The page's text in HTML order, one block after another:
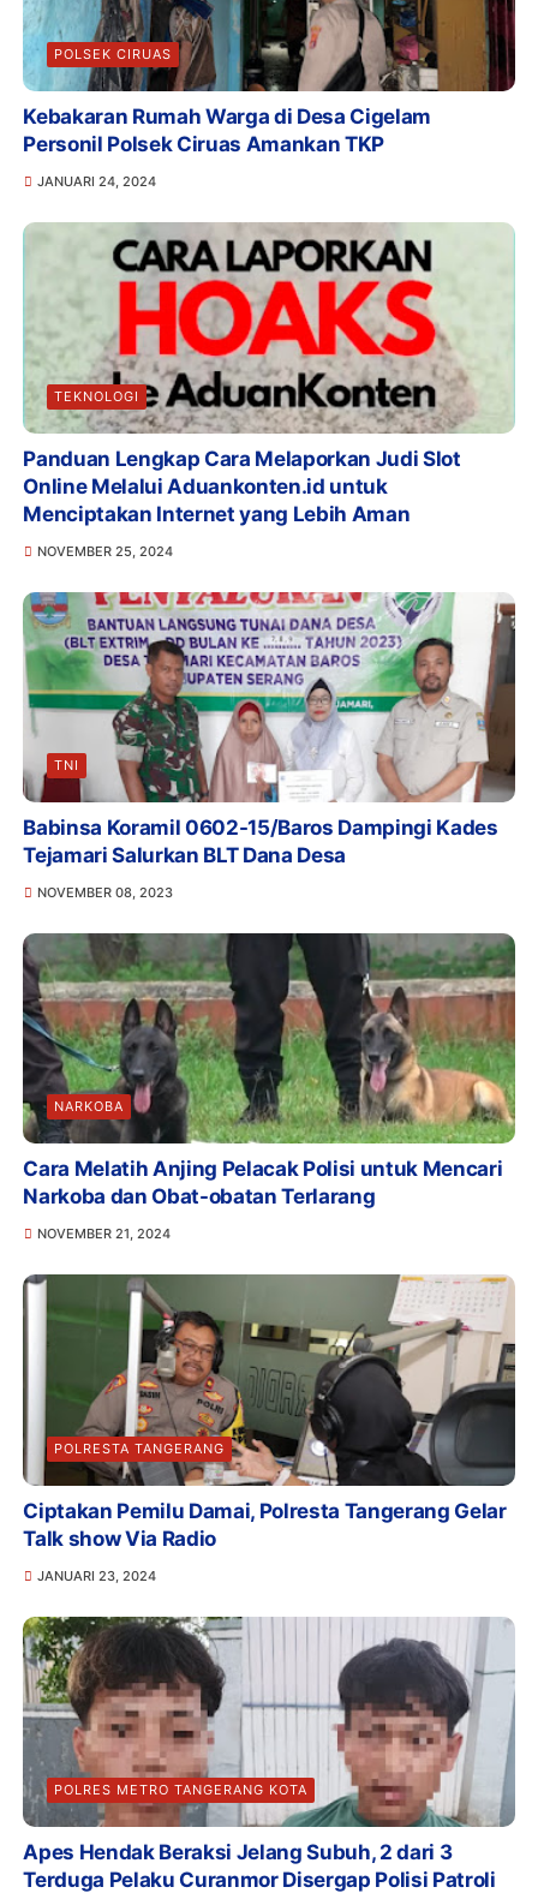
POLSEK CIRUAS
Kebakaran Rumah Warga di Desa Cigelam
Personil Polsek Ciruas Amankan TKP
JANUARI 24, 2024
TEKNOLOGI
Panduan Lengkap Cara Melaporkan Judi Slot
Online Melalui Aduankonten.id untuk
Menciptakan Internet yang Lebih Aman
NOVEMBER 25, 2024
TNI
Babinsa Koramil 0602-15/Baros Dampingi Kades
Tejamari Salurkan BLT Dana Desa
NOVEMBER 08, 2023
NARKOBA
Cara Melatih Anjing Pelacak Polisi untuk Mencari
Narkoba dan Obat-obatan Terlarang
NOVEMBER 21, 2024
POLRESTA TANGERANG
Ciptakan Pemilu Damai, Polresta Tangerang Gelar
Talk show Via Radio
JANUARI 23, 2024
POLRES METRO TANGERANG KOTA
Apes Hendak Beraksi Jelang Subuh, 2 dari 3
Terduga Pelaku Curanmor Disergap Polisi Patroli